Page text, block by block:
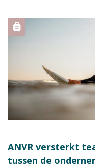
ANVR versterkt
tussen de